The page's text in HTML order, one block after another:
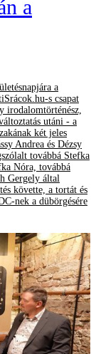
a
a
s csapat
irodalomtörténész,
utáni - a
két jeles
Andrea és Dézsy
továbbá Stefka
Nóra, továbbá
Gergely által
követte, a tortát és
nek a dübörgésére